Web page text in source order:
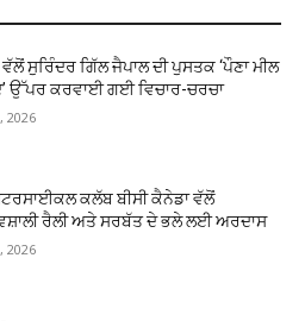
ਵੱਲੋਂ ਸੁਰਿੰਦਰ ਗਿੱਲ ਜੈਪਾਲ ਦੀ ਪੁਸਤਕ ‘ਪੌਣਾ ਮੀਲ
ਉੱਪਰ ਕਰਵਾਈ ਗਈ ਵਿਚਾਰ-ਚਰਚਾ
2026
ਕਲੱਬ ਬੀਸੀ ਕੈਨੇਡਾ ਵੱਲੋਂ
ਰੈਲੀ ਅਤੇ ਸਰਬੱਤ ਦੇ ਭਲੇ ਲਈ ਅਰਦਾਸ
2026